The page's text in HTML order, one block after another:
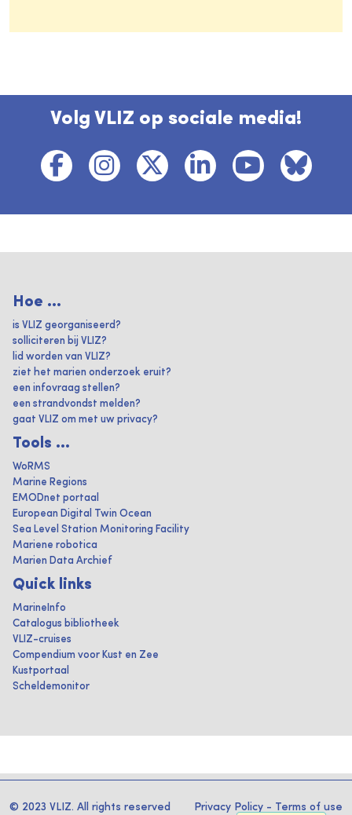
Volg VLIZ op sociale media!
Hoe ...
is VLIZ georganiseerd?
solliciteren bij VLIZ?
lid worden van VLIZ?
ziet het marien onderzoek eruit?
een infovraag stellen?
een strandvondst melden?
gaat VLIZ om met uw privacy?
Tools ...
WoRMS
Marine Regions
EMODnet portaal
European Digital Twin Ocean
Sea Level Station Monitoring Facility
Mariene robotica
Marien Data Archief
Quick links
MarineInfo
Catalogus bibliotheek
VLIZ-cruises
Compendium voor Kust en Zee
Kustportaal
Scheldemonitor
© 2023 VLIZ. All rights reserved Privacy Policy - Terms of use